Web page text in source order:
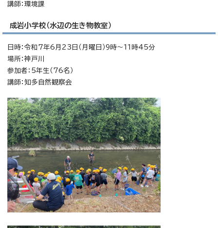
講師：環境課
成岩小学校（水辺の生き物教室）
日時：令和7年6月23日（月曜日）9時～11時45分
場所：神戸川
参加者：5年生（76名）
講師：知多自然観察会